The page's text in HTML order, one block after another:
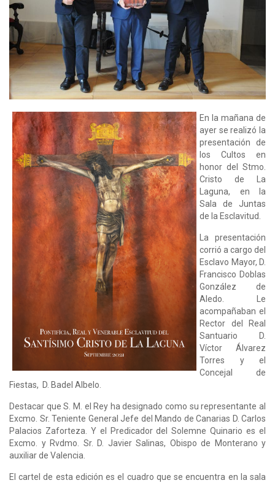
En la mañana de
ayer se realizó la
presentación de
los Cultos en
honor del Stmo.
Cristo de La
Laguna, en la
Sala de Juntas
de la Esclavitud.
La presentación
corrió a cargo del
Esclavo Mayor, D.
Francisco Doblas
González de
Aledo. Le
acompañaban el
Rector del Real
Santuario D.
Víctor Álvarez
Torres y el
Concejal de
Fiestas, D. Badel Albelo.
Destacar que S. M. el Rey ha designado como su representante al
Excmo. Sr. Teniente General Jefe del Mando de Canarias D. Carlos
Palacios Zaforteza. Y el Predicador del Solemne Quinario es el
Excmo. y Rvdmo. Sr. D. Javier Salinas, Obispo de Monterano y
auxiliar de Valencia.
El cartel de esta edición es el cuadro que se encuentra en la sala